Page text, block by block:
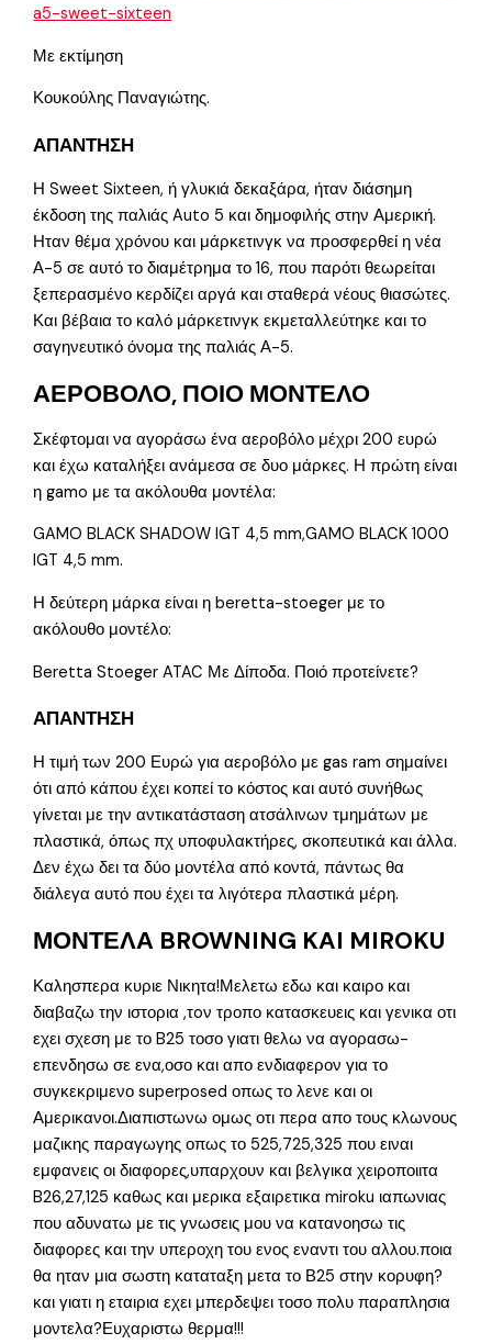
a5-sweet-sixteen
Με εκτίμηση
Κουκούλης Παναγιώτης.
ΑΠΑΝΤΗΣΗ
Η Sweet Sixteen, ή γλυκιά δεκαξάρα, ήταν διάσημη
έκδοση της παλιάς Auto 5 και δημοφιλής στην Αμερική.
Ηταν θέμα χρόνου και μάρκετινγκ να προσφερθεί η νέα
Α-5 σε αυτό το διαμέτρημα το 16, που παρότι θεωρείται
ξεπερασμένο κερδίζει αργά και σταθερά νέους θιασώτες.
Και βέβαια το καλό μάρκετινγκ εκμεταλλεύτηκε και το
σαγηνευτικό όνομα της παλιάς Α-5.
ΑΕΡΟΒΟΛΟ, ΠΟΙΟ ΜΟΝΤΕΛΟ
Σκέφτομαι να αγοράσω ένα αεροβόλο μέχρι 200 ευρώ
και έχω καταλήξει ανάμεσα σε δυο μάρκες. Η πρώτη είναι
η gamo με τα ακόλουθα μοντέλα:
GAMO BLACK SHADOW IGT 4,5 mm,GAMO BLACK 1000
IGT 4,5 mm.
Η δεύτερη μάρκα είναι η beretta-stoeger με το
ακόλουθο μοντέλο:
Beretta Stoeger ATAC Με Δίποδα. Ποιό προτείνετε?
ΑΠΑΝΤΗΣΗ
Η τιμή των 200 Ευρώ για αεροβόλο με gas ram σημαίνει
ότι από κάπου έχει κοπεί το κόστος και αυτό συνήθως
γίνεται με την αντικατάσταση ατσάλινων τμημάτων με
πλαστικά, όπως πχ υποφυλακτήρες, σκοπευτικά και άλλα.
Δεν έχω δει τα δύο μοντέλα από κοντά, πάντως θα
διάλεγα αυτό που έχει τα λιγότερα πλαστικά μέρη.
ΜΟΝΤΕΛΑ BROWNING KAI MIROKU
Καλησπερα κυριε Νικητα!Μελετω εδω και καιρο και
διαβαζω την ιστορια ,τoν τροπο κατασκευεις και γενικα οτι
εχει σχεση με το B25 τοσο γιατι θελω να αγορασω-
επενδησω σε ενα,οσο και απο ενδιαφερον για το
συγκεκριμενο superposed οπως το λενε και οι
Αμερικανοι.Διαπιστωνω ομως οτι περα απο τους κλωνους
μαζικης παραγωγης οπως το 525,725,325 που ειναι
εμφανεις οι διαφορες,υπαρχουν και βελγικα χειροποιιτα
B26,27,125 καθως και μερικα εξαιρετικα miroku ιαπωνιας
που αδυνατω με τις γνωσεις μου να κατανοησω τις
διαφορες και την υπεροχη του ενος εναντι του αλλου.ποια
θα ηταν μια σωστη καταταξη μετα το Β25 στην κορυφη?
και γιατι η εταιρια εχει μπερδεψει τοσο πολυ παραπλησια
μοντελα?Ευχαριστω θερμα!!!